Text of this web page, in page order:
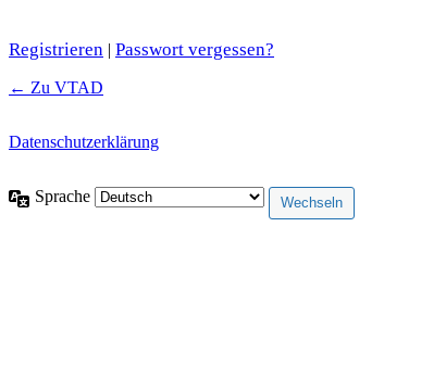
Registrieren | Passwort vergessen?
← Zu VTAD
Datenschutzerklärung
Sprache